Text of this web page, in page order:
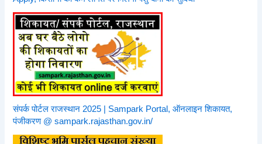
संपर्क पोर्टल राजस्थान 2025 | Sampark Portal, ऑनलाइन शिकायत,
पंजीकरण @ sampark.rajasthan.gov.in/